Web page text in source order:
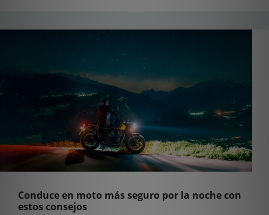
Conduce en moto más seguro por la noche con
estos consejos